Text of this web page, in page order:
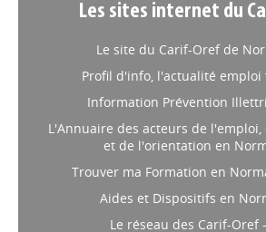
Les sites internet du
Le site du Carif-Oref de
Profil d'info, l'actualité
Information Prévention
L'Annuaire des acteurs de
et de l'orientation en
Trouver ma Formation en
Aides et Dispositifs en
Le réseau des Carif-Oref